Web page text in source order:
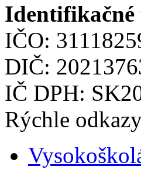
Identifikačné
IČO:
DIČ:
IČ DPH:
Rýchle